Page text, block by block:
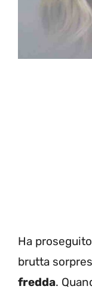
Ha
brutta
fredda.